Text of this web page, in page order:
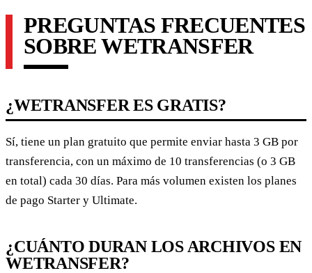
PREGUNTAS FRECUENTES
SOBRE WETRANSFER
¿WETRANSFER ES GRATIS?
Sí, tiene un plan gratuito que permite enviar hasta 3 GB por
transferencia, con un máximo de 10 transferencias (o 3 GB
en total) cada 30 días. Para más volumen existen los planes
de pago Starter y Ultimate.
¿CUÁNTO DURAN LOS ARCHIVOS EN
WETRANSFER?